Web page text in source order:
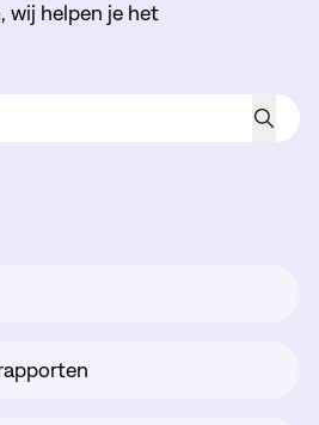
wij helpen je het